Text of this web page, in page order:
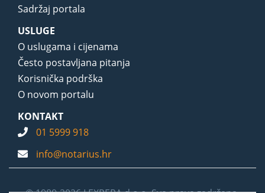
Sadržaj portala
USLUGE
O uslugama i cijenama
Često postavljana pitanja
Korisnička podrška
O novom portalu
KONTAKT
01 5999 918
info@notarius.hr